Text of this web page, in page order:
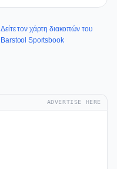
Δείτε τον χάρτη διακοπών του
Barstool Sportsbook
ADVERTISE HERE